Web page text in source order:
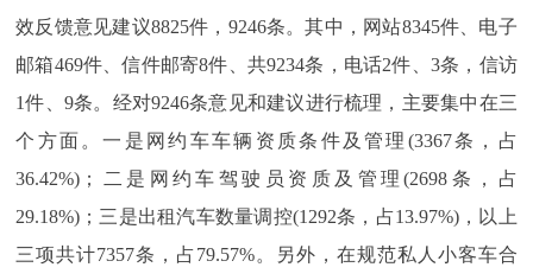
效反馈意见建议8825件，9246条。其中，网站8345件、电子
邮箱469件、信件邮寄8件、共9234条，电话2件、3条，信访
1件、9条。经对9246条意见和建议进行梳理，主要集中在三
个方面。一是网约车车辆资质条件及管理(3367条，占
36.42%)；二是网约车驾驶员资质及管理(2698条，占
29.18%)；三是出租汽车数量调控(1292条，占13.97%)，以上
三项共计7357条，占79.57%。另外，在规范私人小客车合